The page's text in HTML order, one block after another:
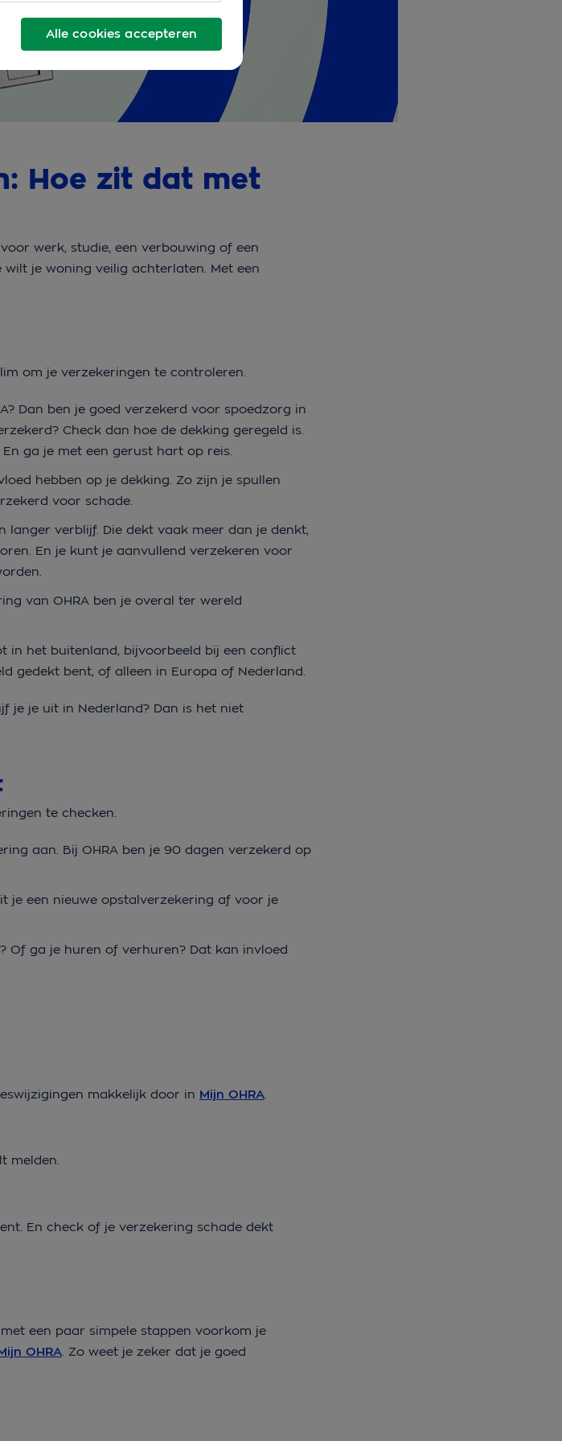
Hoe zit dat met
werk, studie, een verbouwing of een
je woning veilig achterlaten. Met een
om je verzekeringen te controleren.
Dan ben je goed verzekerd voor spoedzorg in
Check dan hoe de dekking geregeld is.
ga je met een gerust hart op reis.
hebben op je dekking. Zo zijn je spullen
voor schade.
langer verblijf. Die dekt vaak meer dan je denkt,
En je kunt je aanvullend verzekeren voor
van OHRA ben je overal ter wereld
in het buitenland, bijvoorbeeld bij een conflict
gedekt bent, of alleen in Europa of Nederland.
je je uit in Nederland? Dan is het niet
te checken.
aan. Bij OHRA ben je 90 dagen verzekerd op
je een nieuwe opstalverzekering af voor je
Of ga je huren of verhuren? Dat kan invloed
makkelijk door in Mijn OHRA.
melden.
En check of je verzekering schade dekt
een paar simpele stappen voorkom je
OHRA. Zo weet je zeker dat je goed
Alle cookies accepteren